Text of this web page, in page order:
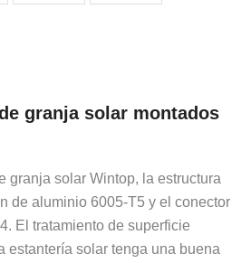
granja solar montados
granja solar Wintop, la estructura
de aluminio 6005-T5 y el conector
El tratamiento de superficie
estantería solar tenga una buena